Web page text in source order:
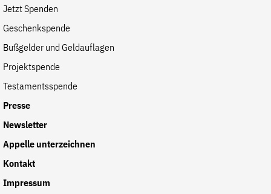
Jetzt Spenden
Geschenkspende
Bußgelder und Geldauflagen
Projektspende
Testamentsspende
Presse
Newsletter
Appelle unterzeichnen
Kontakt
Impressum